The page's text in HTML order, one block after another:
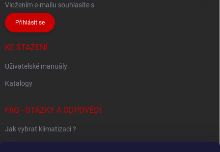
Vložením e-mailu souhlasíte s
Přihlásit se
KE STAŽENÍ
Uživatelské manuály
Katalogy
FAQ - OTÁZKY A ODPOVĚDI
Jak vybrat klimatizaci ?